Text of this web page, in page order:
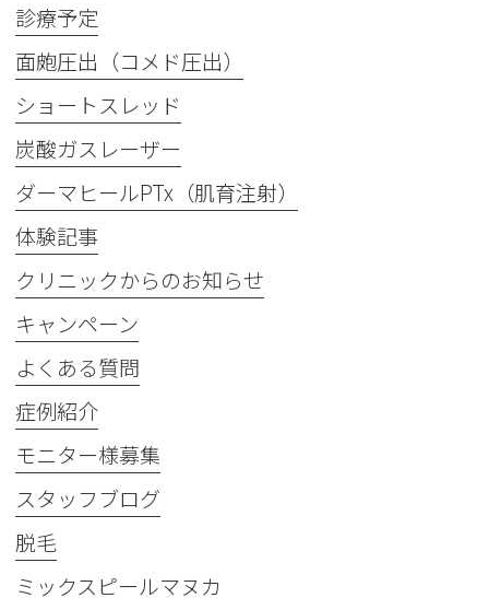
診療予定
面皰圧出（コメド圧出）
ショートスレッド
炭酸ガスレーザー
ダーマヒールPTx（肌育注射）
体験記事
クリニックからのお知らせ
キャンペーン
よくある質問
症例紹介
モニター様募集
スタッフブログ
脱毛
ミックスピールマヌカ